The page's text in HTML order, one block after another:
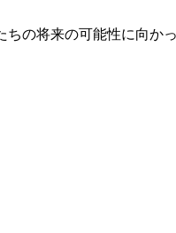
の将来の可能性に向か